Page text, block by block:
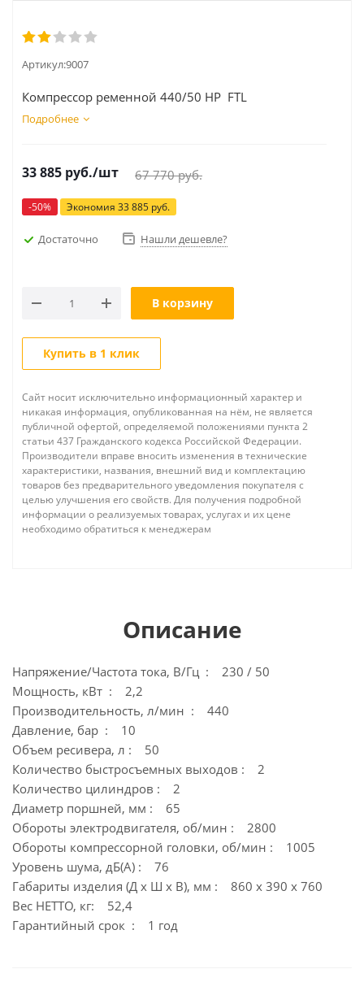
Артикул:9007
Компрессор ременной 440/50 HP FTL
Подробнее
33 885 руб./шт 67 770руб.
-50% Экономия 33 885 руб.
Достаточно Нашли дешевле?
В корзину
Купить в 1 клик
Сайт носит исключительно информационный характер и
никакая информация, опубликованная на нём, не является
публичной офертой, определяемой положениями пункта 2
статьи 437 Гражданского кодекса Российской Федерации.
Производители вправе вносить изменения в технические
характеристики, названия, внешний вид и комплектацию
товаров без предварительного уведомления покупателя с
целью улучшения его свойств. Для получения подробной
информации о реализуемых товарах, услугах и их цене
необходимо обратиться к менеджерам
Описание
Напряжение/Частота тока, В/Гц : 230 / 50
Мощность, кВт : 2,2
Производительность, л/мин : 440
Давление, бар : 10
Объем ресивера, л : 50
Количество быстросъемных выходов : 2
Количество цилиндров : 2
Диаметр поршней, мм : 65
Обороты электродвигателя, об/мин : 2800
Обороты компрессорной головки, об/мин : 1005
Уровень шума, дБ(А) : 76
Габариты изделия (Д х Ш х В), мм : 860 х 390 х 760
Вес НЕТТО, кг: 52,4
Гарантийный срок : 1 год